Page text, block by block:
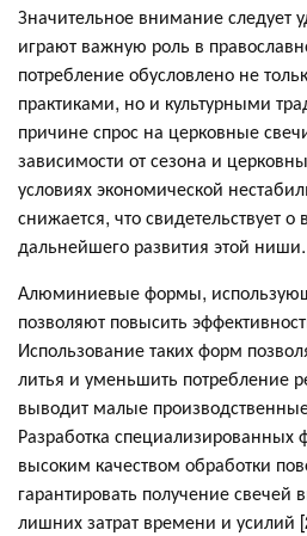
Значительное внимание следует
играют важную роль в
потребление обусловлено не
практиками, но и культурными
причине спрос на церковные
зависимости от сезона и
условиях экономической
снижается, что свидетельствует
дальнейшего развития этой ниши.
Алюминиевые формы,
позволяют повысить
Использование таких форм
литья и уменьшить потребление
выводит малые
Разработка
высоким качеством обработки
гарантировать получение свечей
лишних затрат времени и усилий